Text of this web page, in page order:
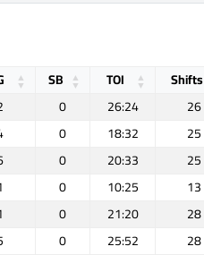
SB TOI Shifts
0 26:24 26
0 18:32 25
0 20:33 25
0 10:25 13
0 21:20 28
0 25:52 28